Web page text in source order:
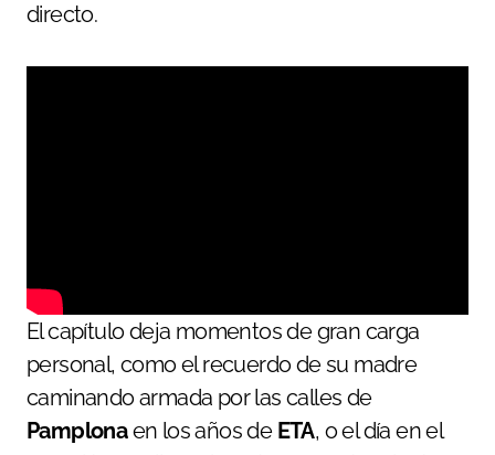
directo.
El capítulo deja momentos de gran carga
personal, como el recuerdo de su madre
caminando armada por las calles de
Pamplonaen los años de ETA, o el día en el